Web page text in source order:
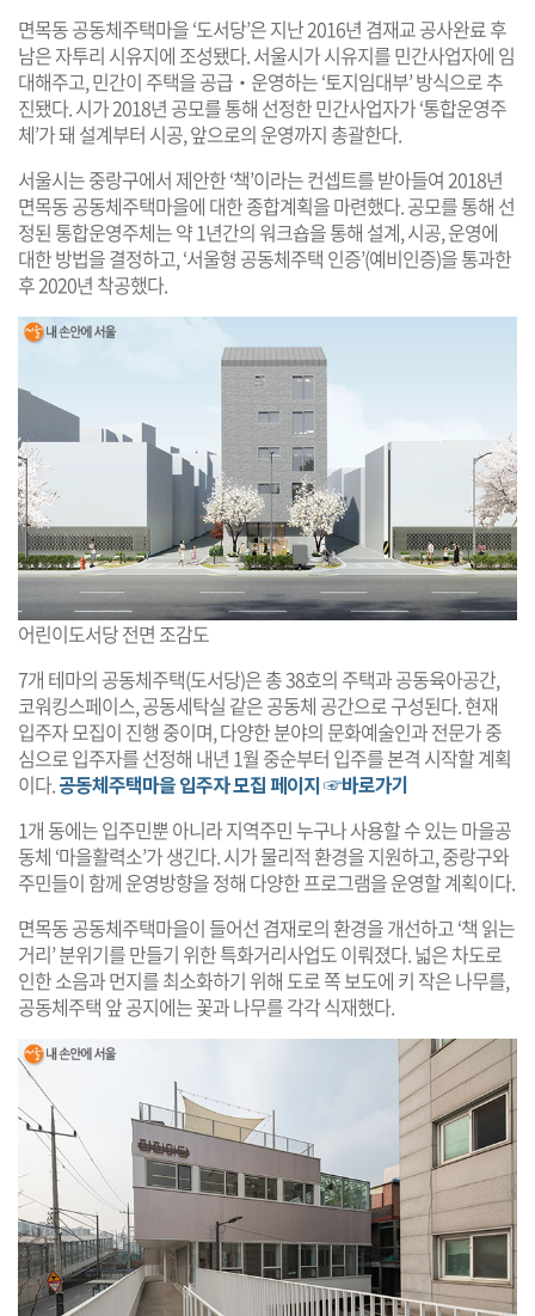
면목동 공동체주택마을 ‘도서당’은 지난 2016년 겸재교 공사완료 후
남은 자투리 시유지에 조성됐다. 서울시가 시유지를 민간사업자에 임
대해주고, 민간이 주택을 공급‧운영하는 ‘토지임대부’ 방식으로 추
진됐다. 시가 2018년 공모를 통해 선정한 민간사업자가 ‘통합운영주
체’가 돼 설계부터 시공, 앞으로의 운영까지 총괄한다.
서울시는 중랑구에서 제안한 ‘책’이라는 컨셉트를 받아들여 2018년
면목동 공동체주택마을에 대한 종합계획을 마련했다. 공모를 통해 선
정된 통합운영주체는 약 1년간의 워크숍을 통해 설계, 시공, 운영에
대한 방법을 결정하고, ‘서울형 공동체주택 인증’(예비인증)을 통과한
후 2020년 착공했다.
어린이도서당 전면 조감도
7개 테마의 공동체주택(도서당)은 총 38호의 주택과 공동육아공간,
코워킹스페이스, 공동세탁실 같은 공동체 공간으로 구성된다. 현재
입주자 모집이 진행 중이며, 다양한 분야의 문화예술인과 전문가 중
심으로 입주자를 선정해 내년 1월 중순부터 입주를 본격 시작할 계획
이다.공동체주택마을 입주자 모집 페이지 ☞바로가기
1개 동에는 입주민뿐 아니라 지역주민 누구나 사용할 수 있는 마을공
동체 ‘마을활력소’가 생긴다. 시가 물리적 환경을 지원하고, 중랑구와
주민들이 함께 운영방향을 정해 다양한 프로그램을 운영할 계획이다.
면목동 공동체주택마을이 들어선 겸재로의 환경을 개선하고 ‘책 읽는
거리’ 분위기를 만들기 위한 특화거리사업도 이뤄졌다. 넓은 차도로
인한 소음과 먼지를 최소화하기 위해 도로 쪽 보도에 키 작은 나무를,
공동체주택 앞 공지에는 꽃과 나무를 각각 식재했다.